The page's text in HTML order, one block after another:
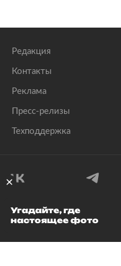
Редакция
Контакты
Реклама
Пресс-релизы
Техподдержка
© 1999–2026
Угадайте, где
настоящее фото